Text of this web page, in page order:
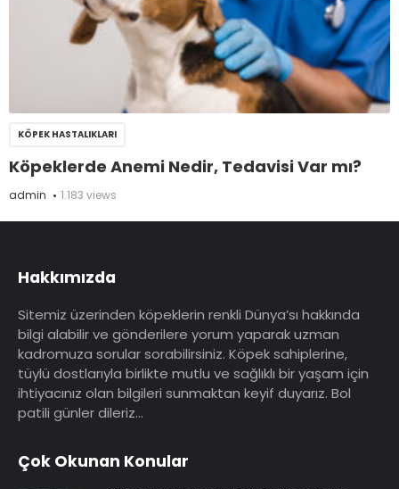
KÖPEK HASTALIKLARI
Köpeklerde Anemi Nedir, Tedavisi Var mı?
admin 1.183 views
Hakkımızda
Sitemiz üzerinden köpeklerin renkli Dünya’sı hakkında
bilgi alabilir ve gönderilere yorum yaparak uzman
kadromuza sorular sorabilirsiniz. Köpek sahiplerine,
tüylü dostlarıyla birlikte mutlu ve sağlıklı bir yaşam için
ihtiyacınız olan bilgileri sunmaktan keyif duyarız. Bol
patili günler dileriz…
Çok Okunan Konular